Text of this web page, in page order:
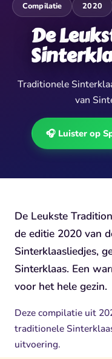
Compilatie 2020
De
Traditionele
van
🎧 Luister op
De Leukste
de editie 2020 van
Sinterklaasliedjes,
Sinterklaas. Een
voor het hele gezin.
Deze compilatie uit
traditionele
uitvoering.